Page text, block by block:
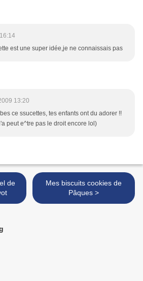
est une super idée,je ne connaissais pas
13:20
ce ssucettes, tes enfants ont du adorer !!
peut e^tre pas le droit encore lol)
Mes biscuits cookies de
Pâques >